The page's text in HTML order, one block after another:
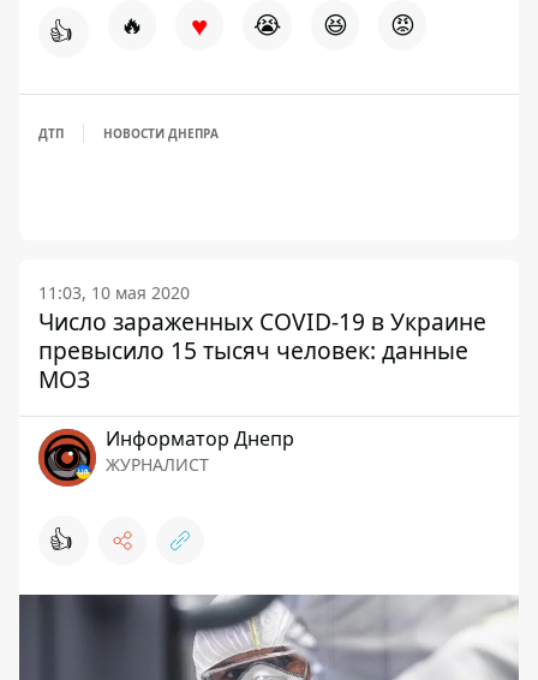
👍 🔥 ♥ 😭 😆 😡
ДТП НОВОСТИ ДНЕПРА
11:03, 10 мая 2020
Число зараженных COVID-19 в Украине
превысило 15 тысяч человек: данные
МОЗ
Информатор Днепр
ЖУРНАЛИСТ
👍